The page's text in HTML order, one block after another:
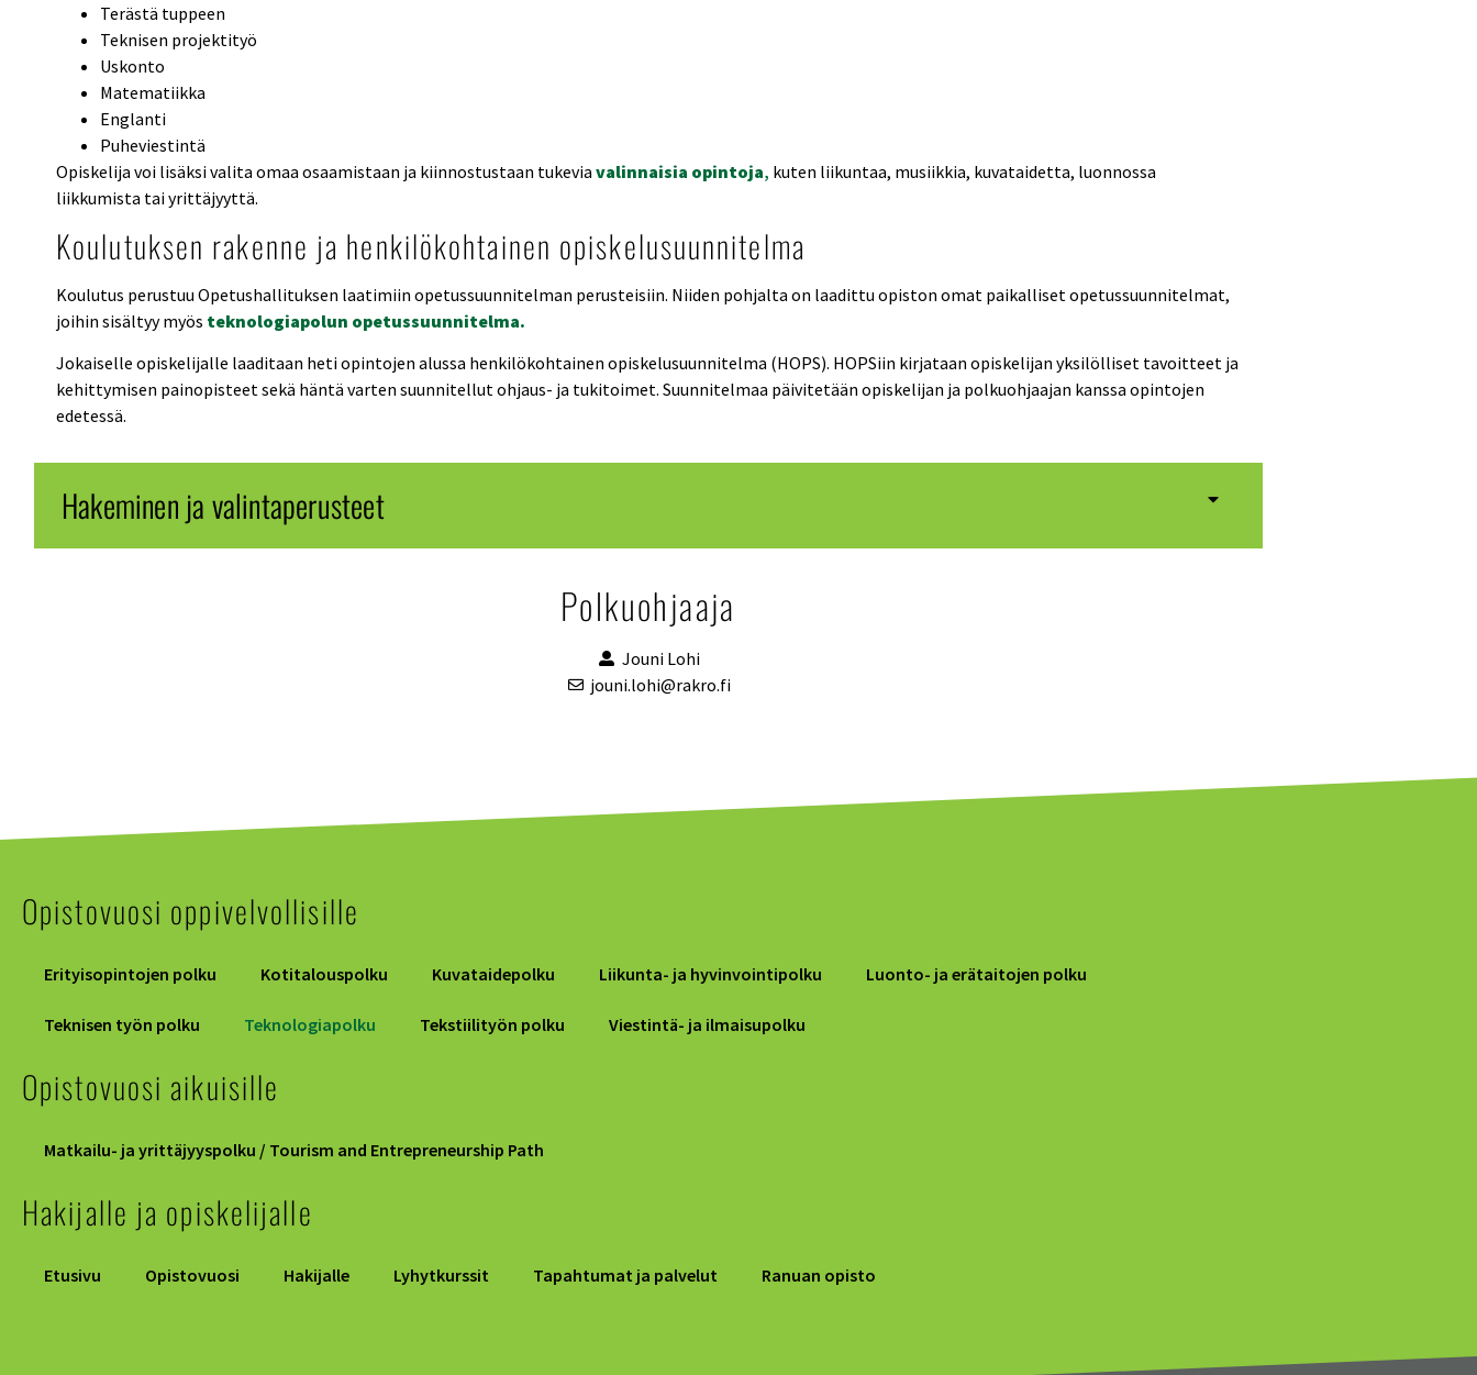
Terästä tuppeen
Teknisen projektityö
Uskonto
Matematiikka
Englanti
Puheviestintä
Opiskelija voi lisäksi valita omaa osaamistaan ja kiinnostustaan tukevia valinnaisia opintoja, kuten liikuntaa, musiikkia, kuvataidetta, luonnossa
liikkumista tai yrittäjyyttä.
Koulutuksen rakenne ja henkilökohtainen opiskelusuunnitelma
Koulutus perustuu Opetushallituksen laatimiin opetussuunnitelman perusteisiin. Niiden pohjalta on laadittu opiston omat paikalliset opetussuunnitelmat,
joihin sisältyy myös teknologiapolun opetussuunnitelma.
Jokaiselle opiskelijalle laaditaan heti opintojen alussa henkilökohtainen opiskelusuunnitelma (HOPS). HOPSiin kirjataan opiskelijan yksilölliset tavoitteet ja
kehittymisen painopisteet sekä häntä varten suunnitellut ohjaus- ja tukitoimet. Suunnitelmaa päivitetään opiskelijan ja polkuohjaajan kanssa opintojen
edetessä.
Hakeminen ja valintaperusteet
Polkuohjaaja
Jouni Lohi
jouni.lohi@rakro.fi
Opistovuosi oppivelvollisille
Erityisopintojen polku Kotitalouspolku Kuvataidepolku Liikunta- ja hyvinvointipolku Luonto- ja erätaitojen polku
Teknisen työn polku Teknologiapolku Tekstiilityön polku Viestintä- ja ilmaisupolku
Opistovuosi aikuisille
Matkailu- ja yrittäjyyspolku / Tourism and Entrepreneurship Path
Hakijalle ja opiskelijalle
Etusivu Opistovuosi Hakijalle Lyhytkurssit Tapahtumat ja palvelut Ranuan opisto